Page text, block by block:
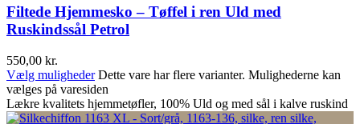
Filtede Hjemmesko – Tøffel i ren Uld med
Ruskindssål Petrol
550,00 kr.
Vælg muligheder Dette vare har flere varianter. Mulighederne kan
vælges på varesiden
Lækre kvalitets hjemmetøfler, 100% Uld og med sål i kalve ruskind